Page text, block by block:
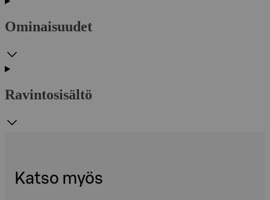
Ominaisuudet
Ravintosisältö
Katso myös